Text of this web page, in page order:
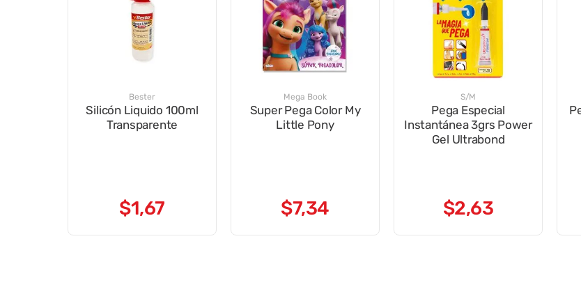
Bester
Silicón Liquido 100ml
Transparente
$1,67
Mega Book
Super Pega Color My
Little Pony
$7,34
S/M
Pega Especial
Instantánea 3grs Power
Gel Ultrabond
$2,63